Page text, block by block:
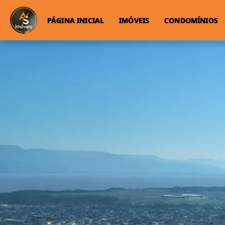
PÁGINA INICIAL IMÓVEIS CONDOMÍNIOS